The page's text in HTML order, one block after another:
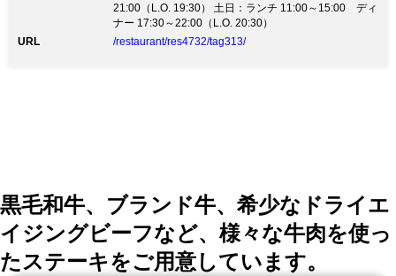
21:00（L.O. 19:30） 土日：ランチ 11:00～15:00 ディ
ナー 17:30～22:00（L.O. 20:30）
URL
/restaurant/res4732/tag313/
黒毛和牛、ブランド牛、希少なドライエ
イジングビーフなど、様々な牛肉を使っ
たステーキをご用意しています。